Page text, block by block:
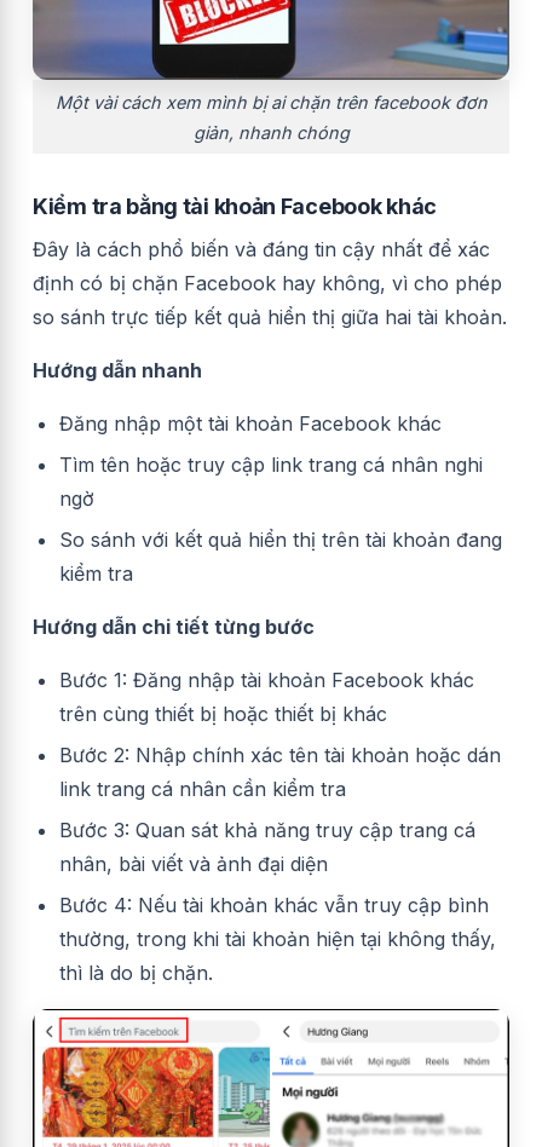
Một vài cách xem mình bị ai chặn trên facebook đơn
giản, nhanh chóng
Kiểm tra bằng tài khoản Facebook khác
Đây là cách phổ biến và đáng tin cậy nhất để xác
định có bị chặn Facebook hay không, vì cho phép
so sánh trực tiếp kết quả hiển thị giữa hai tài khoản.
Hướng dẫn nhanh
Đăng nhập một tài khoản Facebook khác
Tìm tên hoặc truy cập link trang cá nhân nghi
ngờ
So sánh với kết quả hiển thị trên tài khoản đang
kiểm tra
Hướng dẫn chi tiết từng bước
Bước 1: Đăng nhập tài khoản Facebook khác
trên cùng thiết bị hoặc thiết bị khác
Bước 2: Nhập chính xác tên tài khoản hoặc dán
link trang cá nhân cần kiểm tra
Bước 3: Quan sát khả năng truy cập trang cá
nhân, bài viết và ảnh đại diện
Bước 4: Nếu tài khoản khác vẫn truy cập bình
thường, trong khi tài khoản hiện tại không thấy,
thì là do bị chặn.